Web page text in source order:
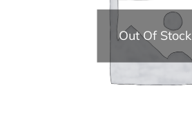
Out Of Stock